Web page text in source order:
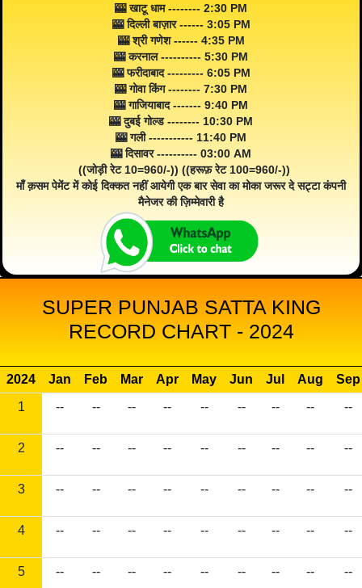
🎰 खाटू धाम -------- 2:30 PM
🎰 दिल्ली बाज़ार ------ 3:05 PM
🎰 श्री गणेश ------ 4:35 PM
🎰 करनाल ---------- 5:30 PM
🎰 फरीदाबाद --------- 6:05 PM
🎰 गोवा किंग -------- 7:30 PM
🎰 गाजियाबाद ------- 9:40 PM
🎰 दुबई गोल्ड -------- 10:30 PM
🎰 गली ----------- 11:40 PM
🎰 दिसावर ---------- 03:00 AM
((जोड़ी रेट 10=960/-)) ((हरूफ़ रेट 100=960/-))
माँ क़सम पेमेंट में कोई दिक्कत नहीं आयेगी एक बार सेवा का मोका जरूर दे सट्टा कंपनी
मैनेजर की ज़िम्मेवारी है
SUPER PUNJAB SATTA KING
RECORD CHART - 2024
2024 Jan Feb Mar Apr May Jun Jul Aug
Sep
1
-- -- -- -- -- -- -- -- --
2 -- -- -- -- -- -- -- -- --
3 -- -- -- -- -- -- -- -- --
4 -- -- -- -- -- -- -- -- --
5 -- -- -- -- -- -- -- -- --